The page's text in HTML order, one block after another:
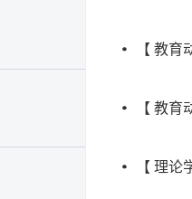
【 教
【 教
【 理